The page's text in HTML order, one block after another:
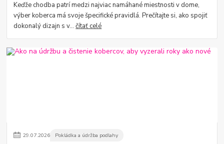
Keďže chodba patrí medzi najviac namáhané miestnosti v dome,
výber koberca má svoje špecifické pravidlá. Prečítajte si, ako spojiť
dokonalý dizajn s v...čítať celé
29.07.2026 Pokládka a údržba podlahy